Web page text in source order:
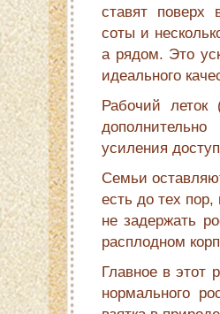
ставят поверх
соты и
а рядом. Это
идеального
Рабочий
усиления
Семьи
есть до тех
не задержать
расплодном
Главное в этот
нормального